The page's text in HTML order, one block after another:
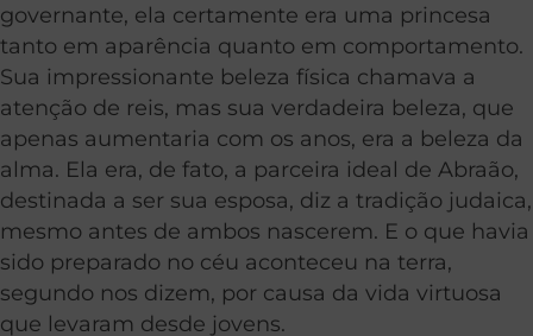
governante, ela certamente era uma princesa
tanto em aparência quanto em comportamento.
Sua impressionante beleza física chamava a
atenção de reis, mas sua verdadeira beleza, que
apenas aumentaria com os anos, era a beleza da
alma. Ela era, de fato, a parceira ideal de Abraão,
destinada a ser sua esposa, diz a tradição judaica,
mesmo antes de ambos nascerem. E o que havia
sido preparado no céu aconteceu na terra,
segundo nos dizem, por causa da vida virtuosa
que levaram desde jovens.